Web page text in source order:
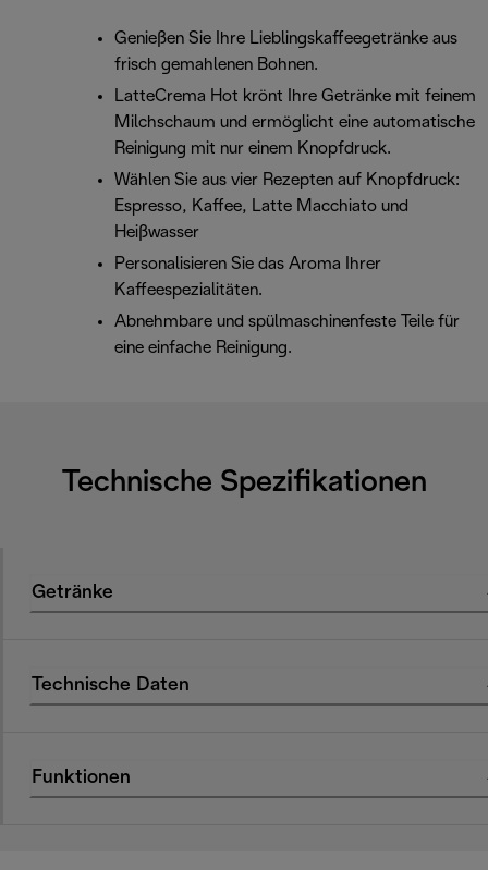
Genießen Sie Ihre Lieblingskaffeegetränke aus
frisch gemahlenen Bohnen.
LatteCrema Hot krönt Ihre Getränke mit feinem
Milchschaum und ermöglicht eine automatische
Reinigung mit nur einem Knopfdruck.
Wählen Sie aus vier Rezepten auf Knopfdruck:
Espresso, Kaffee, Latte Macchiato und
Heißwasser
Personalisieren Sie das Aroma Ihrer
Kaffeespezialitäten.
Abnehmbare und spülmaschinenfeste Teile für
eine einfache Reinigung.
Technische Spezifikationen
Getränke
Technische Daten
Funktionen